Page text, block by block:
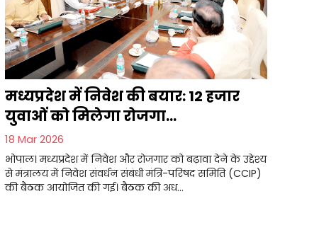
मध्यप्रदेश में निवेश की बयार: 12 हजार
युवाओं को मिलेगा रोजगा...
18 Mar 2026
भोपाल। मध्यप्रदेश में निवेश और रोजगार को बढ़ावा देने के उद्देश्य
से मंत्रालय में निवेश संवर्धन संबंधी मंत्रि-परिषद समिति (CCIP)
की बैठक आयोजित की गई। बैठक की अध...